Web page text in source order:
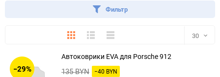
Фильтр
ПлиткаПодробноКомпактно 30
−29%
Автоковрики EVA для Porsche 912
135 BYN −40 BYN